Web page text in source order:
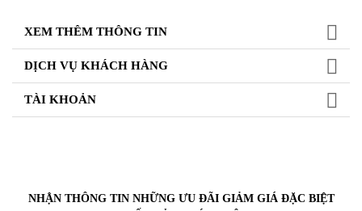
XEM THÊM THÔNG TIN
DỊCH VỤ KHÁCH HÀNG
TÀI KHOẢN
NHẬN THÔNG TIN NHỮNG ƯU ĐÃI GIẢM GIÁ ĐẶC BIỆT